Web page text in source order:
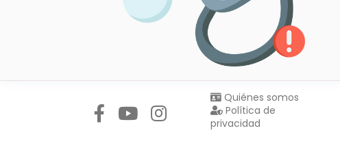
Quiénes somos
Política de
privacidad